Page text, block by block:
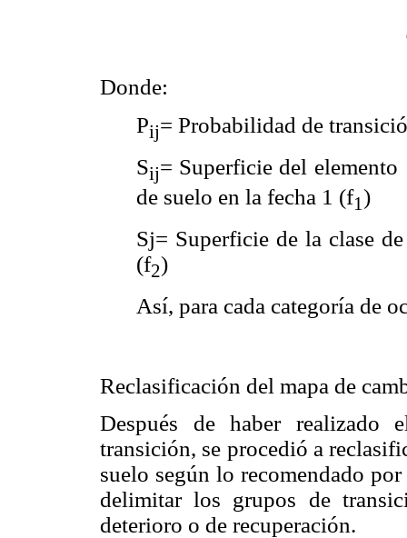
Donde:
Pij= Probabilidad de
Sij= Superficie del elemento
de suelo en la fecha 1 (f1)
Sj= Superficie de la clase
(f2)
Así, para cada categoría de
Reclasificación del mapa de
Después de haber realizado
transición, se procedió a
suelo según lo recomendado
delimitar los grupos de
deterioro o de recuperación.